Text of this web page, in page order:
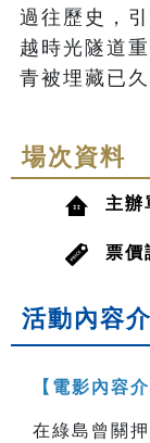
過往歷史，
越時光隧道
青被埋藏已久
場次資料
主辦
票價
活動內容
【電影內容介
在綠島曾關